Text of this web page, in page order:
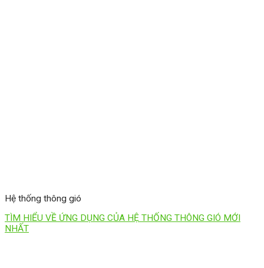
Hệ thống thông gió
TÌM HIỂU VỀ ỨNG DỤNG CỦA HỆ THỐNG THÔNG GIÓ MỚI
NHẤT